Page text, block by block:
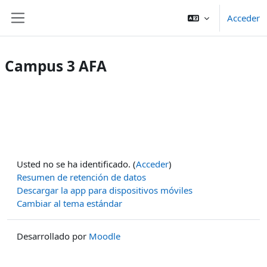
Acceder
Campus 3 AFA
Usted no se ha identificado. (Acceder)
Resumen de retención de datos
Descargar la app para dispositivos móviles
Cambiar al tema estándar
Desarrollado por Moodle